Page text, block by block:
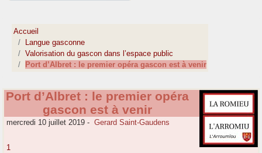
Accueil
Langue gasconne
Valorisation du gascon dans l’espace public
Port d’Albret : le premier opéra gascon est à venir
Port d’Albret : le premier opéra
gascon est à venir
mercredi 10 juillet 2019 - Gerard Saint-Gaudens
1